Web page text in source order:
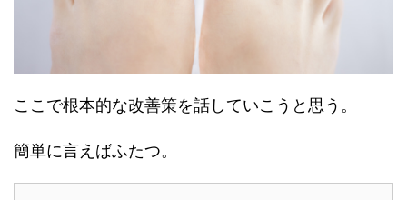
ここで根本的な改善策を話していこうと思う。
簡単に言えばふたつ。